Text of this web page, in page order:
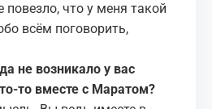
повезло, что у меня такой
всём поговорить,
не возникало у вас
то вместе с Маратом?